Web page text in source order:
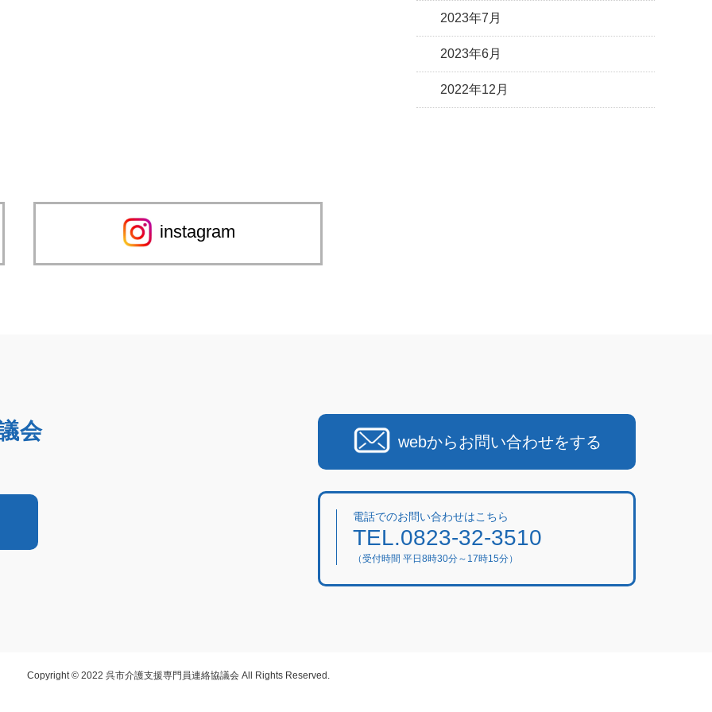
2023年7月
2023年6月
2022年12月
instagram
会 webからお問い合わせをする
電話でのお問い合わせはこちら
TEL.0823-32-3510
（受付時間 平日8時30分～17時15分）
Copyright © 2022 呉市介護支援専門員連絡協議会 All Rights Reserved.